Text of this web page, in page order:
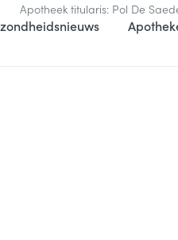
Apotheek titularis: Pol De